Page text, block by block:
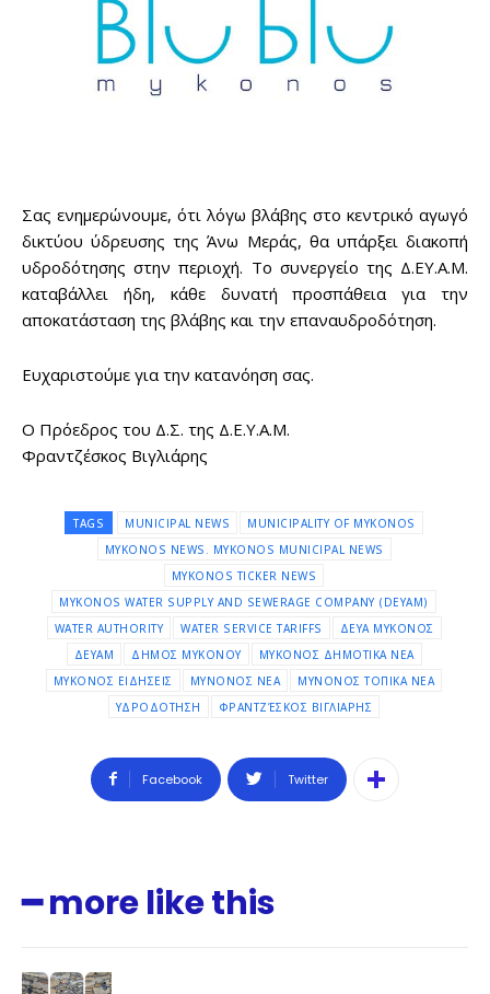
out!
Sing up for our newsletter
to stay in the loop.
SUBSCRIBE
Σας ενημερώνουμε, ότι λόγω βλάβης στο κεντρικό αγωγό
δικτύου ύδρευσης της Άνω Μεράς, θα υπάρξει διακοπή
υδροδότησης στην περιοχή. Το συνεργείο της Δ.ΕΥ.Α.Μ.
καταβάλλει ήδη, κάθε δυνατή προσπάθεια για την
αποκατάσταση της βλάβης και την επαναυδροδότηση.
Ευχαριστούμε για την κατανόηση σας.
Ο Πρόεδρος του Δ.Σ. της Δ.Ε.Υ.Α.Μ.
Φραντζέσκος Βιγλιάρης
TAGS MUNICIPAL NEWS
MUNICIPALITY OF MYKONOS
MYKONOS NEWS. MYKONOS MUNICIPAL NEWS
MYKONOS TICKER NEWS
MYKONOS WATER SUPPLY AND SEWERAGE COMPANY (DEYAM)
WATER AUTHORITY
WATER SERVICE TARIFFS
ΔΕΥΑ ΜΥΚΟΝΟΣ
ΔΕΥΑΜ
ΔΗΜΟΣ ΜΥΚΟΝΟΥ
ΜΥΚΟΝΟΣ ΔΗΜΟΤΙΚΑ ΝΕΑ
ΜΥΚΟΝΟΣ ΕΙΔΗΣΕΙΣ
ΜΥΝΟΝΟΣ ΝΕΑ
ΜΥΝΟΝΟΣ ΤΟΠΙΚΑ ΝΕΑ
ΥΔΡΟΔΟΤΗΣΗ
ΦΡΑΝΤΖΈΣΚΟΣ ΒΙΓΛΙΑΡΗΣ
Facebook Twitter
━ more like this